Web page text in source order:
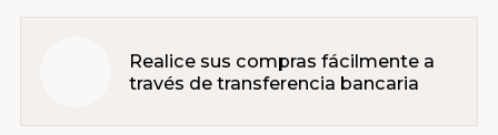
Realice sus compras fácilmente a
través de transferencia bancaria